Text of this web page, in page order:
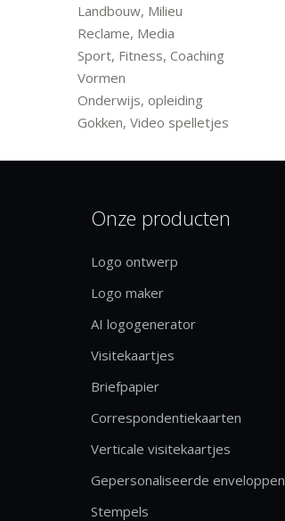
Landbouw, Milieu
Reclame, Media
Sport, Fitness, Coaching
Vormen
Onderwijs, opleiding
Gokken, Video spelletjes
Onze producten
Logo ontwerp
Logo maker
AI logogenerator
Visitekaartjes
Briefpapier
Correspondentiekaarten
Verticale visitekaartjes
Gepersonaliseerde enveloppen
Stempels